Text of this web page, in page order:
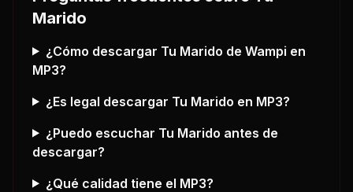
Marido
¿Cómo descargar Tu Marido de Wampi en
MP3?
¿Es legal descargar Tu Marido en MP3?
¿Puedo escuchar Tu Marido antes de
descargar?
¿Qué calidad tiene el MP3?